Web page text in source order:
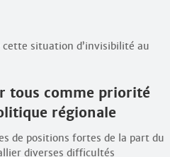
cette situation d’invisibilité au
tous comme priorité
régionale
de positions fortes de la part du
diverses difficultés